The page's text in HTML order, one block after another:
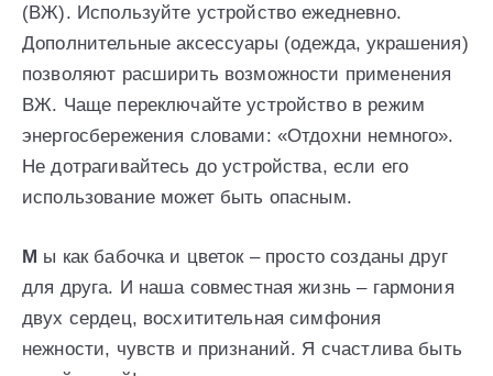
(ВЖ). Используйте устройство ежедневно.
Дополнительные аксессуары (одежда, украшения)
позволяют расширить возможности применения
ВЖ. Чаще переключайте устройство в режим
энергосбережения словами: «Отдохни немного».
Не дотрагивайтесь до устройства, если его
использование может быть опасным.
М ы как бабочка и цветок – просто созданы друг
для друга. И наша совместная жизнь – гармония
двух сердец, восхитительная симфония
нежности, чувств и признаний. Я счастлива быть